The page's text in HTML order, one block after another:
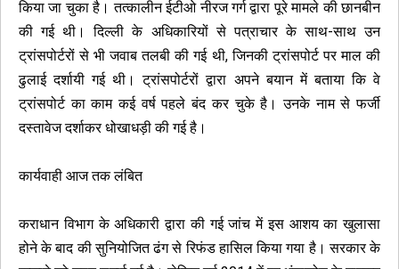
किया जा चुका है। तत्कालीन ईटीओ नीरज गर्ग द्वारा पूरे मामले की छानबीन
की गई थी। दिल्ली के अधिकारियों से पत्राचार के साथ-साथ उन
ट्रांसपोर्टरों से भी जवाब तलबी की गई थी, जिनकी ट्रांसपोर्ट पर माल की
ढुलाई दर्शायी गई थी। ट्रांसपोर्टरों द्वारा अपने बयान में बताया कि वे
ट्रांसपोर्ट का काम कई वर्ष पहले बंद कर चुके है। उनके नाम से फर्जी
दस्तावेज दर्शाकर धोखाधड़ी की गई है।
कार्यवाही आज तक लंबित
कराधान विभाग के अधिकारी द्वारा की गई जांच में इस आशय का खुलासा
होने के बाद की सुनियोजित ढंग से रिफंड हासिल किया गया है। सरकार के